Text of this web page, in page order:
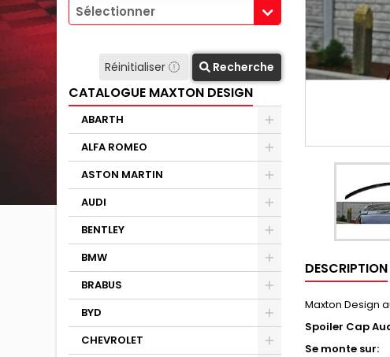
Sélectionner
Réinitialiser Recherche
CATALOGUE MAXTON DESIGN
ABARTH
ALFA ROMEO
ASTON MARTIN
AUDI
BENTLEY
BMW
BRABUS
BYD
CHEVROLET
DESCRIPTION
Maxton Design
Spoiler Cap
Se monte sur: